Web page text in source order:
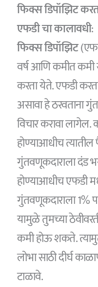
फिक्स डिपॉझिट
एफडी चा कालावधी:
फिक्स डिपॉझिट
वर्ष आणि कमीत कमी
करता येते. एफडी
असावा हे ठरवताना
विचार करावा
होण्याआधीच
गुंतवणूकदाराला दंड
होण्याआधीच एफडी
गुंतवणूकदाराला 1%
यामुळे तुमच्या
कमी होऊ शकते.
लोभा साठी दीर्घ
टाळावे.